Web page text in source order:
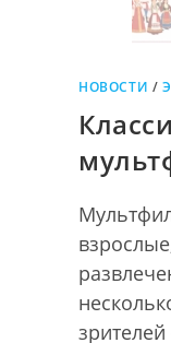
НОВОСТИ /